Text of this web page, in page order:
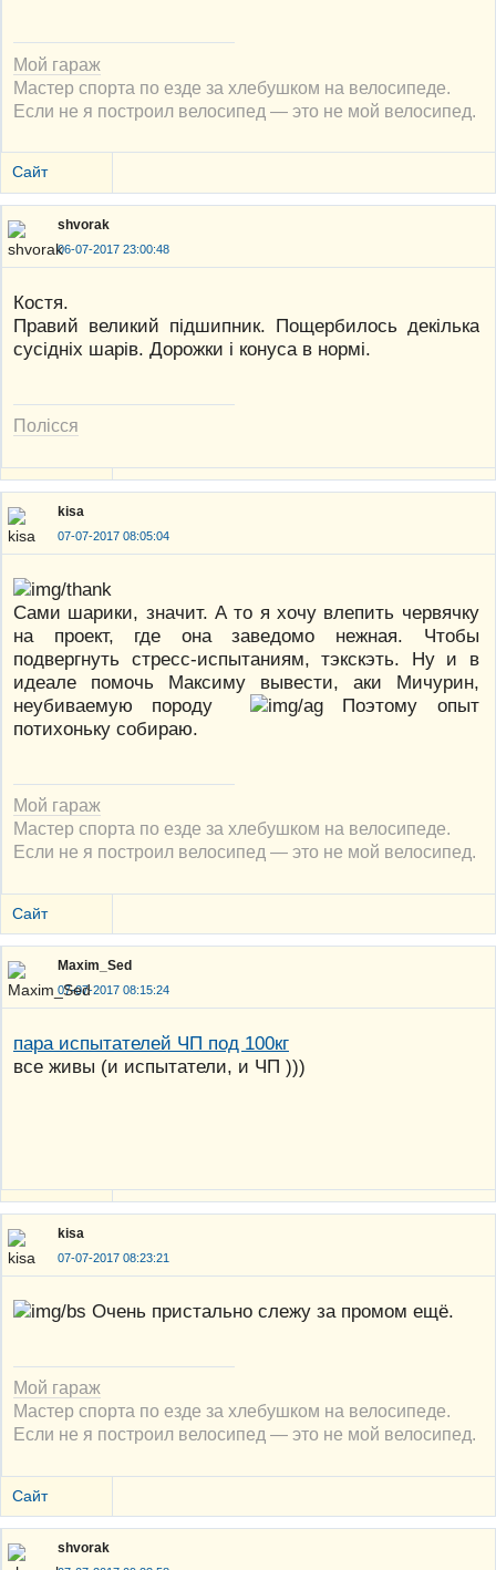
Мой гараж
Мастер спорта по езде за хлебушком на велосипеде.
Если не я построил велосипед — это не мой велосипед.
Сайт
shvorak
06-07-2017 23:00:48
Костя.
Правий великий підшипник. Пощербилось декілька
сусідніх шарів. Дорожки і конуса в нормі.
Полісся
kisa
07-07-2017 08:05:04
Сами шарики, значит. А то я хочу влепить червячку
на проект, где она заведомо нежная. Чтобы
подвергнуть стресс-испытаниям, тэкскэть. Ну и в
идеале помочь Максиму вывести, аки Мичурин,
неубиваемую породу
Поэтому опыт
потихоньку собираю.
Мой гараж
Мастер спорта по езде за хлебушком на велосипеде.
Если не я построил велосипед — это не мой велосипед.
Сайт
Maxim_Sed
07-07-2017 08:15:24
пара испытателей ЧП под 100кг
все живы (и испытатели, и ЧП )))
kisa
07-07-2017 08:23:21
Очень пристально слежу за промом ещё.
Мой гараж
Мастер спорта по езде за хлебушком на велосипеде.
Если не я построил велосипед — это не мой велосипед.
Сайт
shvorak